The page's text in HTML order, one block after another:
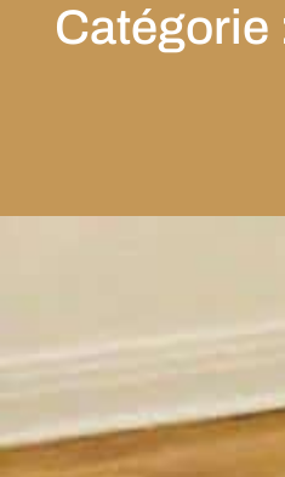
Catégorie